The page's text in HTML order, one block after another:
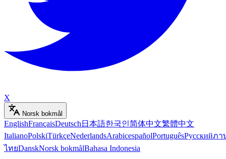
X
Norsk bokmål
EnglishFrançaisDeutsch 日本語한국인简体中文繁體中文
ItalianoPolskiTürkçeNederlandsArabicespañolPortuguêsРусскийภา
ไทยDanskNorsk bokmålBahasa Indonesia